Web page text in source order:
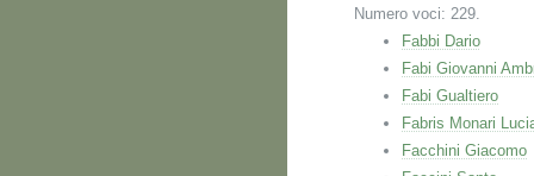
Numero voci: 229.
Fabbi Dario
Fabi Giovanni
Fabi Gualtiero
Fabris Monari
Facchini Giacomo